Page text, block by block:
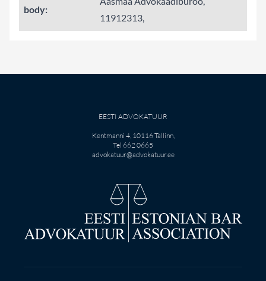
body:
11912313,
EESTI ADVOKATUUR
Kentmanni 4, 10116 Tallinn,
Tel 662 0665
advokatuur@advokatuur.ee